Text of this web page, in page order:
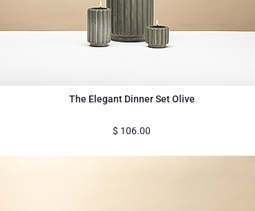
The Elegant Dinner Set Olive
$ 106.00